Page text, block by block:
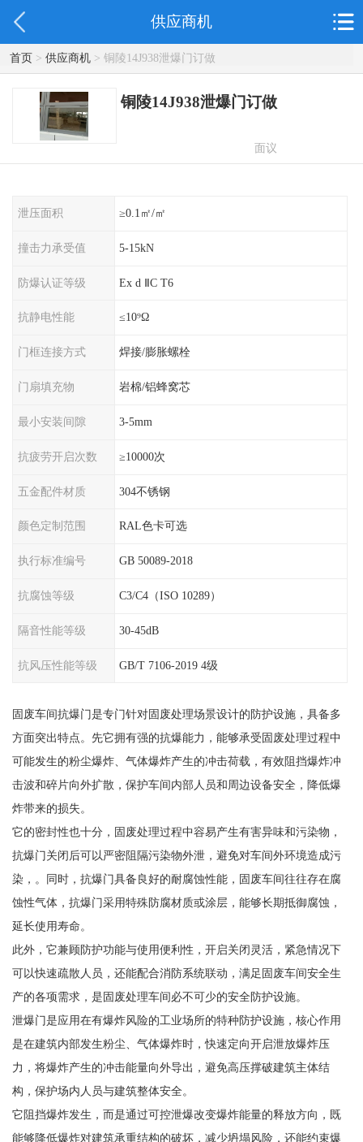
供应商机
首页> 供应商机> 铜陵14J938泄爆门订做
铜陵14J938泄爆门订做
面议
泄压面积 ≥0.1㎡/㎡
撞击力承受值 5-15kN
防爆认证等级 Ex d ⅡC T6
抗静电性能 ≤10⁹Ω
门框连接方式 焊接/膨胀螺栓
门扇填充物 岩棉/铝蜂窝芯
最小安装间隙 3-5mm
抗疲劳开启次数 ≥10000次
五金配件材质 304不锈钢
颜色定制范围 RAL色卡可选
执行标准编号 GB 50089-2018
抗腐蚀等级 C3/C4（ISO 10289）
隔音性能等级 30-45dB
抗风压性能等级 GB/T 7106-2019 4级
固废车间抗爆门是专门针对固废处理场景设计的防护设施，具备多
方面突出特点。先它拥有强的抗爆能力，能够承受固废处理过程中
可能发生的粉尘爆炸、气体爆炸产生的冲击荷载，有效阻挡爆炸冲
击波和碎片向外扩散，保护车间内部人员和周边设备安全，降低爆
炸带来的损失。
它的密封性也十分，固废处理过程中容易产生有害异味和污染物，
抗爆门关闭后可以严密阻隔污染物外泄，避免对车间外环境造成污
染，。同时，抗爆门具备良好的耐腐蚀性能，固废车间往往存在腐
蚀性气体，抗爆门采用特殊防腐材质或涂层，能够长期抵御腐蚀，
延长使用寿命。
此外，它兼顾防护功能与使用便利性，开启关闭灵活，紧急情况下
可以快速疏散人员，还能配合消防系统联动，满足固废车间安全生
产的各项需求，是固废处理车间必不可少的安全防护设施。
泄爆门是应用在有爆炸风险的工业场所的特种防护设施，核心作用
是在建筑内部发生粉尘、气体爆炸时，快速定向开启泄放爆炸压
力，将爆炸产生的冲击能量向外导出，避免高压撑破建筑主体结
构，保护场内人员与建筑整体安全。
它阻挡爆炸发生，而是通过可控泄爆改变爆炸能量的释放方向，既
能够降低爆炸对建筑承重结构的破坏，减少坍塌风险，还能约束爆